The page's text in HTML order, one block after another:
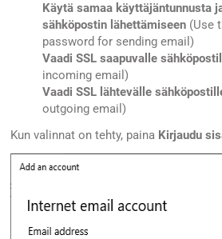
Käytä samaa käyttäjäntunnusta
sähköpostin lähettämiseen (Use
password for sending email)
Vaadi SSL saapuvalle
incoming email)
Vaadi SSL lähtevälle
outgoing email)
Kun valinnat on tehty, paina Kirjaudu